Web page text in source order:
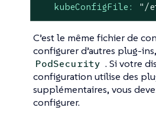
kubeConfigFile:
"/
C’est le même fichier de
configurer d’autres plug-
PodSecurity . Si votre
configuration utilise des
supplémentaires, vous
configurer.